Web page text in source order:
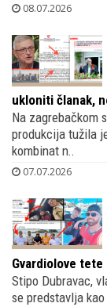
08.07.2026
ukloniti članak,
Na zagrebačkom
produkcija tužila
kombinat n..
07.07.2026
Gvardiolove
Stipo Dubravac,
se predstavlja